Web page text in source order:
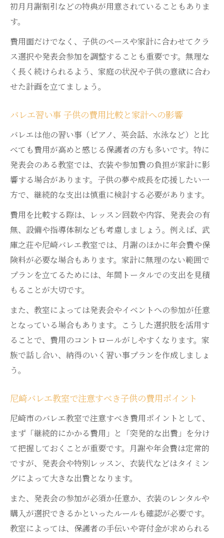
初月月謝割引などの特典が用意されていることもありま
す。
費用面だけでなく、子供のペースや家計に合わせてクラ
ス選択や発表会参加を調整することも重要です。無理な
く長く続けられるよう、家庭の状況や子供の意欲に合わ
せた計画を立てましょう。
バレエ習い事 子供の費用比較と家計への影響
バレエは他の習い事（ピアノ、英会話、水泳など）と比
べても費用が高めと感じる保護者の方も多いです。特に
発表会のある教室では、衣装や参加費の負担が家計に影
響する場合があります。子供の夢や成長を応援したい一
方で、継続的な支出は慎重に検討する必要があります。
費用を比較する際は、レッスン回数や内容、発表会の有
無、設備や指導体制なども考慮しましょう。例えば、武
庫之荘や尼崎バレエ教室では、月謝のほかに年会費や保
険料が必要な場合もあります。家計に無理のない範囲で
プランを立てるためには、年間トータルでの支出を見積
もることが大切です。
また、教室によっては発表会やイベントへの参加が任意
となっている場合もあります。こうした選択肢を活用す
ることで、費用のコントロールがしやすくなります。家
族で話し合い、納得のいく習い事プランを作成しましょ
う。
尼崎バレエ教室で注意すべき子供の費用ポイント
尼崎市のバレエ教室で注意すべき費用ポイントとして、
まず「継続的にかかる費用」と「突発的な出費」を分け
て把握しておくことが重要です。月謝や年会費は定常的
ですが、発表会や特別レッスン、衣装代などはタイミン
グによって大きな出費となります。
また、発表会の参加が必須か任意か、衣装のレンタルや
購入が選択できるかといったルールも確認が必要です。
教室によっては、保護者の手伝いや寄付金が求められる